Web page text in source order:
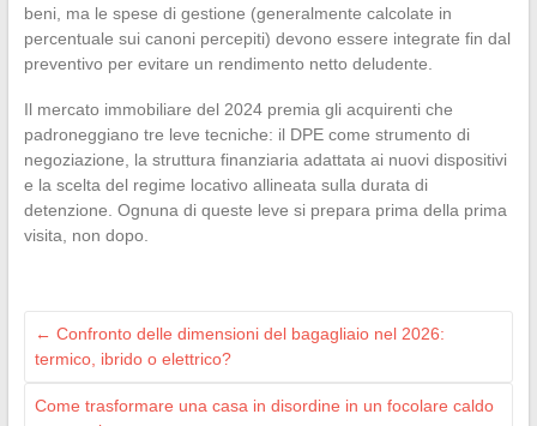
beni, ma le spese di gestione (generalmente calcolate in
percentuale sui canoni percepiti) devono essere integrate fin dal
preventivo per evitare un rendimento netto deludente.
Il mercato immobiliare del 2024 premia gli acquirenti che
padroneggiano tre leve tecniche: il DPE come strumento di
negoziazione, la struttura finanziaria adattata ai nuovi dispositivi
e la scelta del regime locativo allineata sulla durata di
detenzione. Ognuna di queste leve si prepara prima della prima
visita, non dopo.
← Confronto delle dimensioni del bagagliaio nel 2026:
termico, ibrido o elettrico?
Come trasformare una casa in disordine in un focolare caldo